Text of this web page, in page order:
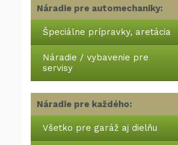
Náradie pre automechaniky:
Špeciálne prípravky, aretácia
Náradie / vybavenie pre
servisy
Náradie pre každého:
Všetko pre garáž aj dielňu